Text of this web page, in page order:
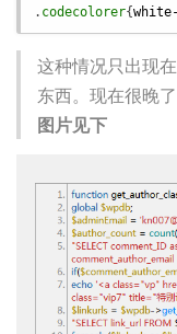
. codecolorer{
这种情况只出现
东西。现在很晚
图片见下